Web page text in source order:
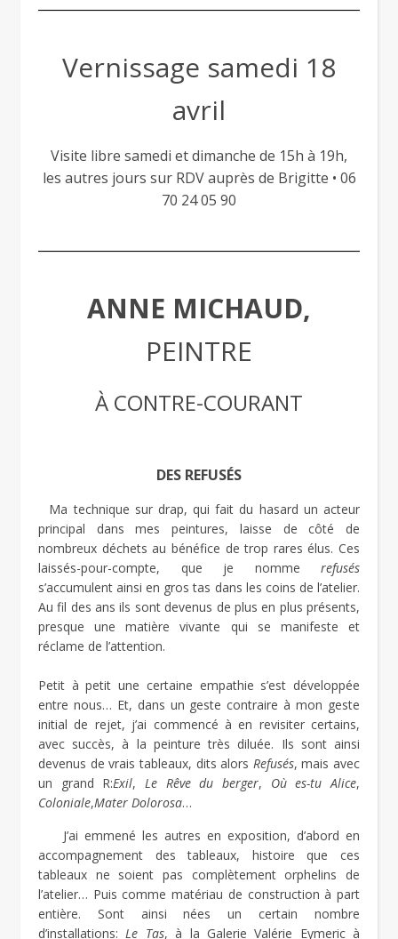
Vernissage samedi 18
avril
Visite libre samedi et dimanche de 15h à 19h,
les autres jours sur RDV auprès de Brigitte • 06
70 24 05 90
ANNE MICHAUD,
PEINTRE
À CONTRE-COURANT
DES REFUSÉS
Ma technique sur drap, qui fait du hasard un acteur
principal dans mes peintures, laisse de côté de
nombreux déchets au bénéfice de trop rares élus. Ces
laissés-pour-compte, que je nomme refusés
s’accumulent ainsi en gros tas dans les coins de l’atelier.
Au fil des ans ils sont devenus de plus en plus présents,
presque une matière vivante qui se manifeste et
réclame de l’attention.
Petit à petit une certaine empathie s’est développée
entre nous… Et, dans un geste contraire à mon geste
initial de rejet, j’ai commencé à en revisiter certains,
avec succès, à la peinture très diluée. Ils sont ainsi
devenus de vrais tableaux, dits alors Refusés, mais avec
un grand R:Exil, Le Rêve du berger, Où es-tu Alice,
Coloniale,Mater Dolorosa…
J’ai emmené les autres en exposition, d’abord en
accompagnement des tableaux, histoire que ces
tableaux ne soient pas complètement orphelins de
l’atelier… Puis comme matériau de construction à part
entière. Sont ainsi nées un certain nombre
d’installations: Le Tas, à la Galerie Valérie Eymeric à